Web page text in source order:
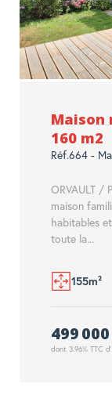
Maison
160 m2
Réf.664 -
ORVAULT /
maison
habitables
toute la...
155m²
499
dont 3.96% TTC